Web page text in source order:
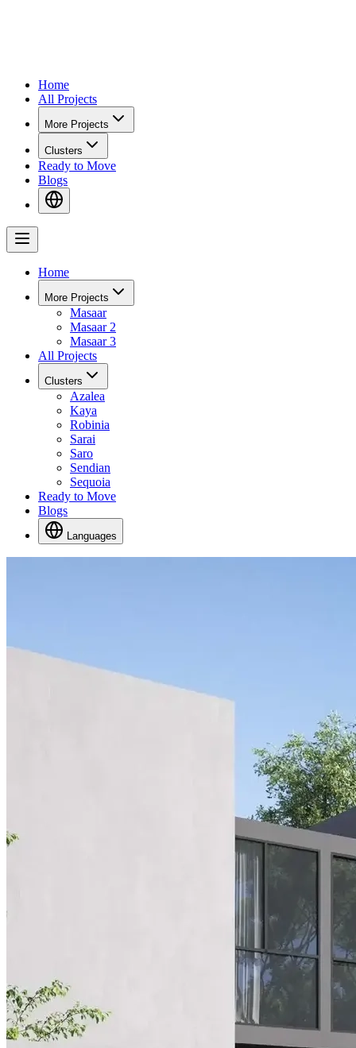
Home
All Projects
More Projects
Clusters
Ready to Move
Blogs
Home
More Projects
Masaar
Masaar 2
Masaar 3
All Projects
Clusters
Azalea
Kaya
Robinia
Sarai
Saro
Sendian
Sequoia
Ready to Move
Blogs
Languages